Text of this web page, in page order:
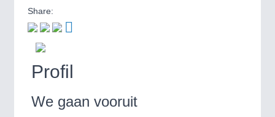
PROCESS INDUSTRY
Process, Plastics, Chemicals and Pumps
PLASTICS 21XX
Process, Plastics, Chemicals and Pumps
BIOENERGY21XX
Yachting & Water Sports
Airplanes & Industry Suppliers
Share:
Profil
We gaan vooruit